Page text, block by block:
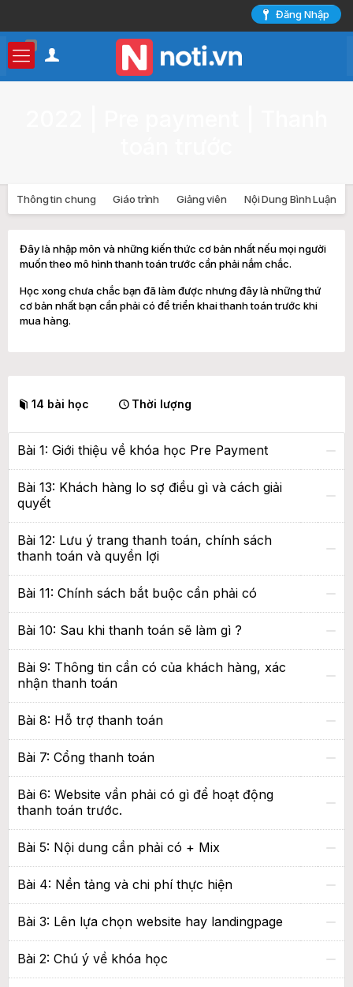
Đăng Nhập
0
Thông tin chung Giáo trình Giảng viên Nội Dung Bình Luận
Đây là nhập môn và những kiến thức cơ bản nhất nếu mọi người
muốn theo mô hình thanh toán trước cần phải nắm chắc.
Học xong chưa chắc bạn đã làm được nhưng đây là những thứ
cơ bản nhất bạn cần phải có để triển khai thanh toán trước khi
mua hàng.
14 bài học Thời lượng
Bài 1: Giới thiệu về khóa học Pre Payment
Bài 13: Khách hàng lo sợ điều gì và cách giải
quyết
Bài 12: Lưu ý trang thanh toán, chính sách
thanh toán và quyền lợi
Bài 11: Chính sách bắt buộc cần phải có
Bài 10: Sau khi thanh toán sẽ làm gì ?
Bài 9: Thông tin cần có của khách hàng, xác
nhận thanh toán
Bài 8: Hỗ trợ thanh toán
Bài 7: Cổng thanh toán
Bài 6: Website vần phải có gì để hoạt động
thanh toán trước.
Bài 5: Nội dung cần phải có + Mix
Bài 4: Nền tảng và chi phí thực hiện
Bài 3: Lên lựa chọn website hay landingpage
Bài 2: Chú ý về khóa học